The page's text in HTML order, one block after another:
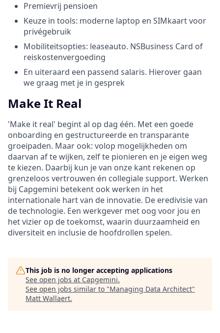
Premievrij pensioen
Keuze in tools: moderne laptop en SIMkaart voor
privégebruik
Mobiliteitsopties: leaseauto. NSBusiness Card of
reiskostenvergoeding
En uiteraard een passend salaris. Hierover gaan
we graag met je in gesprek
Make It Real
'Make it real' begint al op dag één. Met een goede
onboarding en gestructureerde en transparante
groeipaden. Maar ook: volop mogelijkheden om
daarvan af te wijken, zelf te pionieren en je eigen weg
te kiezen. Daarbij kun je van onze kant rekenen op
grenzeloos vertrouwen én collegiale support. Werken
bij Capgemini betekent ook werken in het
internationale hart van de innovatie. De eredivisie van
de technologie. Een werkgever met oog voor jou en
het vizier op de toekomst, waarin duurzaamheid en
diversiteit en inclusie de hoofdrollen spelen.
This job is no longer accepting applications
See open jobs at Capgemini.
See open jobs similar to "Managing Data Architect"
Matt Wallaert.